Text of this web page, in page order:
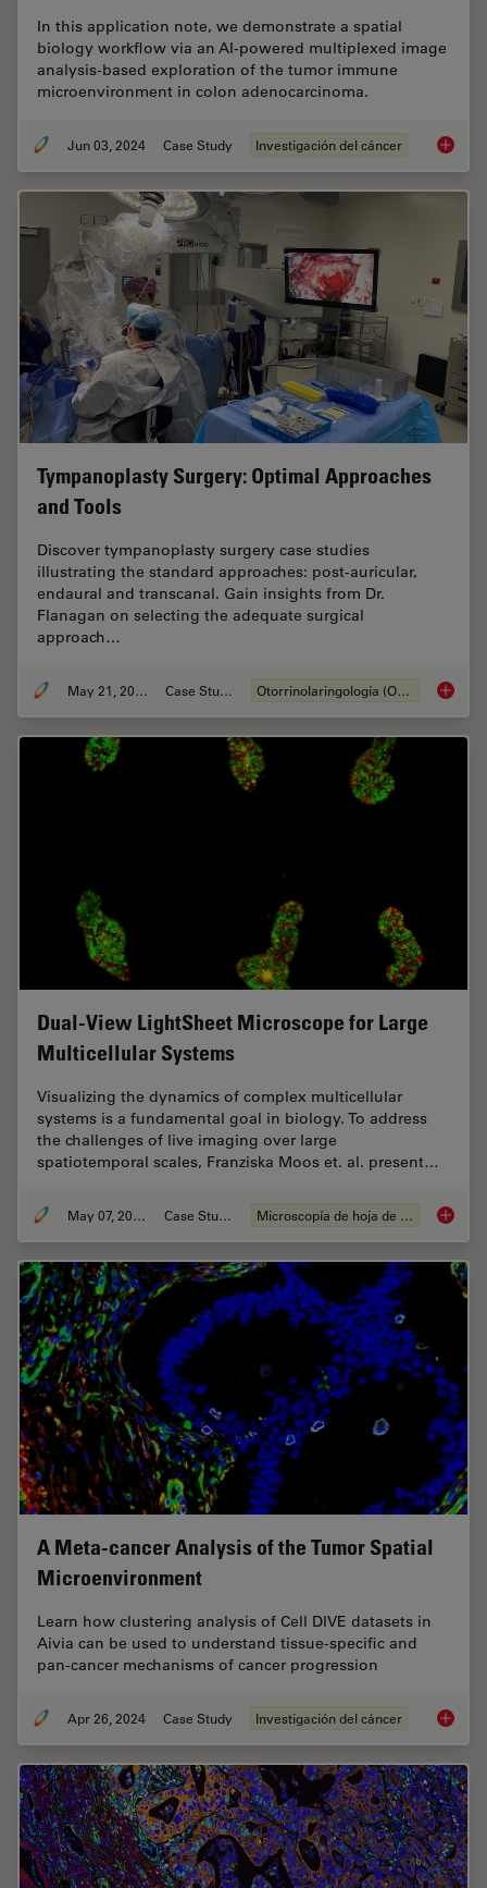
In this application note, we demonstrate a spatial
biology workflow via an AI-powered multiplexed image
analysis-based exploration of the tumor immune
microenvironment in colon adenocarcinoma.
Jun 03, 2024 Case Study Investigación del cáncer AI-
Tympanoplasty Surgery: Optimal Approaches
and Tools
Discover tympanoplasty surgery case studies
illustrating the standard approaches: post-auricular,
endaural and transcanal. Gain insights from Dr.
Flanagan on selecting the adequate surgical
approach…
May 21, 2024 Case Study Otorrinolaringología (ORL)
Dual-View LightSheet Microscope for Large
Multicellular Systems
Visualizing the dynamics of complex multicellular
systems is a fundamental goal in biology. To address
the challenges of live imaging over large
spatiotemporal scales, Franziska Moos et. al. present…
May 07, 2024 Case Study Microscopía de hoja de luz Dual-
A Meta-cancer Analysis of the Tumor Spatial
Microenvironment
Learn how clustering analysis of Cell DIVE datasets in
Aivia can be used to understand tissue-specific and
pan-cancer mechanisms of cancer progression
Apr 26, 2024 Case Study Investigación del cáncer A